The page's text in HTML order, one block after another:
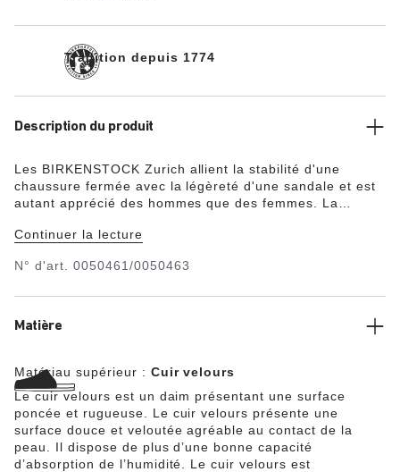
Tradition depuis 1774
Description du produit
Les BIRKENSTOCK Zurich allient la stabilité d'une
chaussure fermée avec la légèreté d'une sandale et est
autant apprécié des hommes que des femmes. La
des pieds grâce au design ouvert au niveau du talon et
souple veille à un design naturel, avec en prime
Continuer la lecture
N° d'art. 0050461/0050463
Matière
Matériau supérieur : Cuir velours
Le cuir velours est un daim présentant une surface
poncée et rugueuse. Le cuir velours présente une
surface douce et veloutée agréable au contact de la
peau. Il dispose de plus d’une bonne capacité
d’absorption de l’humidité. Le cuir velours est